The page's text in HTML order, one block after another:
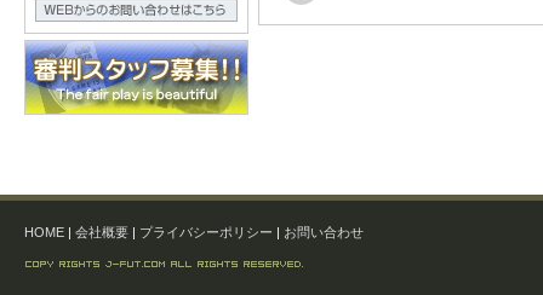
HOME | 会社概要 | プライバシーポリシー | お問い合わせ